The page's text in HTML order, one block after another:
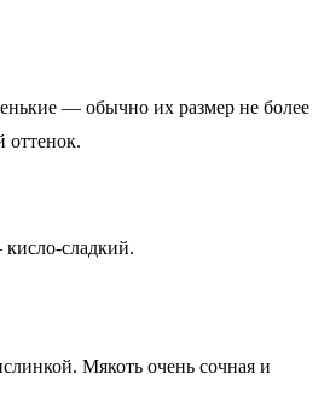
― обычно их размер не более
сладкий.
Мякоть очень сочная и